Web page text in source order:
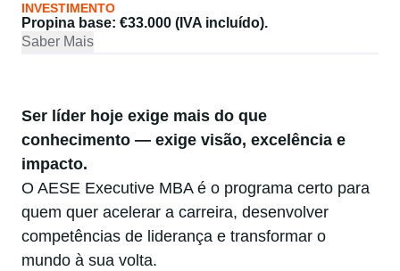
INVESTIMENTO
Propina base: €33.000 (IVA incluído).
Saber Mais
Ser líder hoje exige mais do que
conhecimento — exige visão, excelência e
impacto.
O AESE Executive MBA é o programa certo para
quem quer acelerar a carreira, desenvolver
competências de liderança e transformar o
mundo à sua volta.